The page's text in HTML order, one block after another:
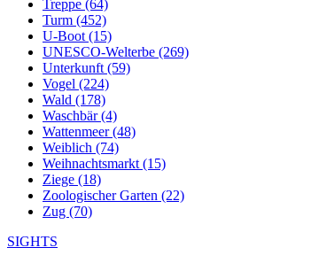
Treppe (64)
Turm (452)
U-Boot (15)
UNESCO-Welterbe (269)
Unterkunft (59)
Vogel (224)
Wald (178)
Waschbär (4)
Wattenmeer (48)
Weiblich (74)
Weihnachtsmarkt (15)
Ziege (18)
Zoologischer Garten (22)
Zug (70)
SIGHTS